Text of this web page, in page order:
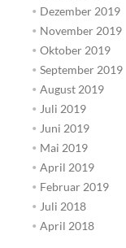
Dezember 2019
November 2019
Oktober 2019
September 2019
August 2019
Juli 2019
Juni 2019
Mai 2019
April 2019
Februar 2019
Juli 2018
April 2018